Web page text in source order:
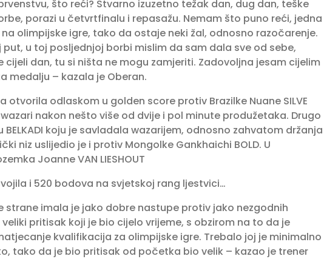
što reći? Stvarno izuzetno težak dan, dug dan, teške
porazi u četvrtfinalu i repasažu. Nemam što puno reći, jedna
olimpijske igre, tako da ostaje neki žal, odnosno razočarenje.
u toj posljednjoj borbi mislim da sam dala sve od sebe,
dan, tu si ništa ne mogu zamjeriti. Zadovoljna jesam cijelim
medalju – kazala je Oberan.
odlaskom u golden score protiv Brazilke Nuane SILVE
nakon nešto više od dvije i pol minute produžetaka. Drugo
BELKADI koju je savladala wazarijem, odnosno zahvatom držanja
niz uslijedio je i protiv Mongolke Gankhaichi BOLD. U
Joanne VAN LIESHOUT
i 520 bodova na svjetskoj rang ljestvici…
strane imala je jako dobre nastupe protiv jako nezgodnih
pritisak koji je bio cijelo vrijeme, s obzirom na to da je
kvalifikacija za olimpijske igre. Trebalo joj je minimalno
tako da je bio pritisak od početka bio velik – kazao je trener